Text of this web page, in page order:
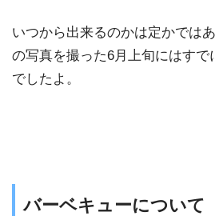
いつから出来るのかは定かでは
の写真を撮った6月上旬にはす
でしたよ。
バーベキューについて